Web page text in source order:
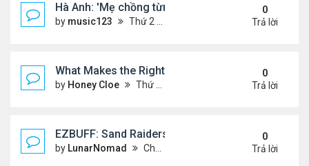
Hà Anh: 'Mẹ chồng từng ngạc nhiên vì tôi luôn trả
by music123 Thứ 2 Tháng 8 03, 2026 5:13 pm
0
Trả lời
What Makes the Right Retail POS Matter?
by Honey Cloe Thứ 2 Tháng 8 03, 2026 10:35 am
0
Trả lời
EZBUFF: Sand Raiders of Sophie Farming
by LunarNomad Chủ nhật Tháng 8 02, 2026 11:33 pm
0
Trả lời